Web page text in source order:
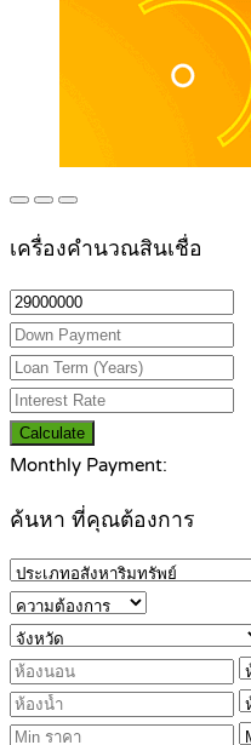
เครื่องคำนวณสินเชื่อ
Calculate
Monthly Payment:
ค้นหา ที่คุณต้องการ